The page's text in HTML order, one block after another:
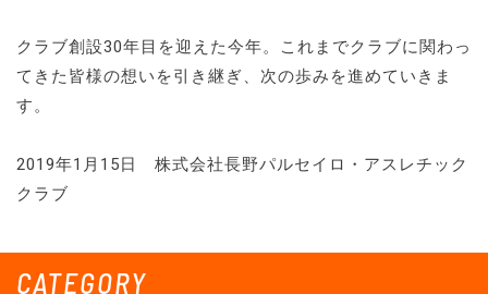
CATEGORY
クラブ創設30年目を迎えた今年。これまでクラブに関わっ
てきた皆様の想いを引き継ぎ、次の歩みを進めていきま
す。
2019年1月15日 株式会社長野パルセイロ・アスレチック
クラブ